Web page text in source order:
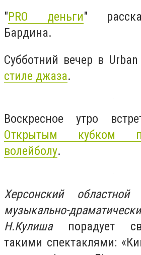
"PRO деньги"
Бардина.
Субботний вечер в
стиле джаза.
Воскресное утро
Открытым кубком
волейболу.
Херсонский областной
музыкально-
Н.Кулишапорадует
такими спектаклями: